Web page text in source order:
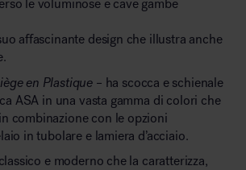
le voluminose e cave gambe
affascinante design che illustra anche
en Plastique – ha scocca e schienale
ASA in una vasta gamma di colori che
combinazione con le opzioni
in tubolare e lamiera d’acciaio.
e moderno che la caratterizza,